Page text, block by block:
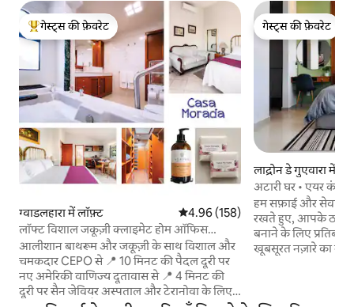
गेस्ट्स का टॉप फ़ेवरेट
गेस्ट्स की फ़ेवरेट
ग्वाडलहारा में लॉफ़्ट औसत रेटिंग 5 में से 4.96, 158 समीक्षाएँ
4.96 (158)
लॉफ्ट विशाल जकूज़ी क्लाइमेट होम ऑफिस
प्रोविडेंस
आलीशान बाथरूम और जकूज़ी के साथ विशाल और
चमकदार CEPO से 📍 10 मिनट की पैदल दूरी पर
नए अमेरिकी वाणिज्य दूतावास से 📍 4 मिनट की
दूरी पर सैन जेवियर अस्पताल और टेरानोवा के लिए
गेस्ट्स की फ़ेवरेट
गेस्ट्स की फ़ेवरेट
लाद्रोन डे गुएवारा में
अटारी घर • एयर
हम सफ़ाई और सेवा से
रखते हुए, आपके
बनाने के लिए प्रतिबद्ध हैं। आने के बाद,
खूबसूरत नज़ारे का